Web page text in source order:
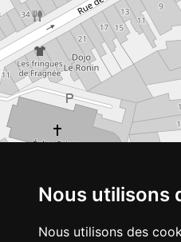
Nous utilisons
Nous utilisons des